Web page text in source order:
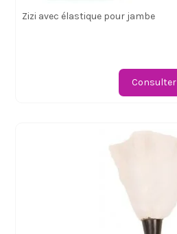
Zizi avec élastique pour jambe
Consulter